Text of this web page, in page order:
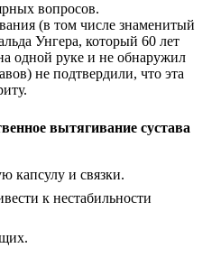
вопросов.
(в том числе знаменитый
Унгера, который 60 лет
одной руке и не обнаружил
не подтвердили, что эта
вытягивание сустава
капсулу и связки.
к нестабильности